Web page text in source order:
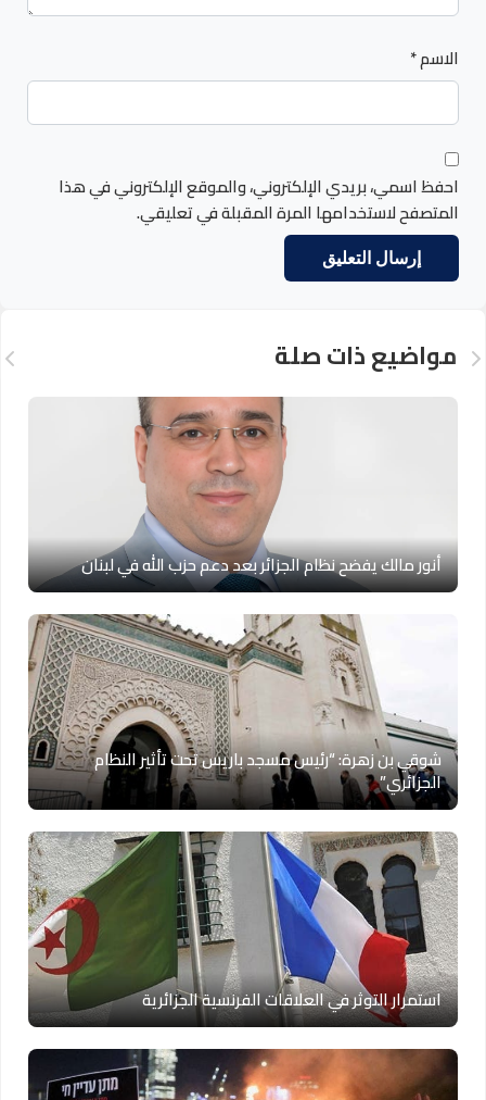
الاسم*
احفظ اسمي، بريدي الإلكتروني، والموقع الإلكتروني في هذا
المتصفح لاستخدامها المرة المقبلة في تعليقي.
مواضيع ذات صلة
أنور مالك يفضح نظام الجزائر بعد دعم حزب الله في لبنان
شوقي بن زهرة: “رئيس مسجد باريس تحت تأثير النظام
الجزائري”
استمرار التوثر في العلاقات الفرنسية الجزائرية